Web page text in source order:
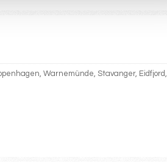
Warnemünde, Stavanger, Eidfjord,